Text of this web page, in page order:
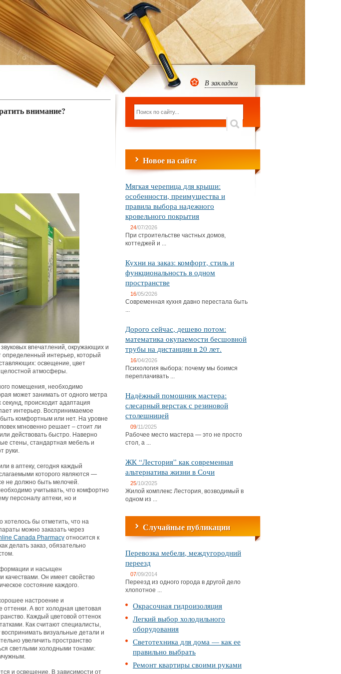
внимание?
впечатлений, окружающих и
интерьер, который
освещение, цвет
целостной атмосферы.
помещения, необходимо
может занимать от одного метра
секунд, происходит адаптация
интерьер. Воспринимаемое
комфортным или нет. На уровне
мгновенно решает – стоит ли
действовать быстро. Наверно
стены, стандартная мебель и
руки.
в аптеку, сегодня каждый
которого являются —
не должно быть мелочей.
учитывать, что комфортно
персоналу аптеки, но и
хотелось бы отметить, что на
можно заказать через
Canada Pharmacy относится к
делать заказ, обязательно
и насыщен
качествами. Он имеет свойство
состояние каждого.
настроение и
А вот холодная цветовая
Каждый цветовой оттенок
Как считают специалисты,
визуальные детали и
увеличить пространство
светлыми холодными тонами:
и освещение. В зависимости от
В закладки
Новое на сайте
Мягкая черепица для крыши:
особенности, преимущества и
правила выбора надежного
кровельного покрытия
24/07/2026
При строительстве частных домов,
коттеджей и ...
Кухни на заказ: комфорт, стиль и
функциональность в одном
пространстве
16/05/2026
Современная кухня давно перестала быть
...
Дорого сейчас, дешево потом:
математика окупаемости бесшовной
трубы на дистанции в 20 лет.
16/04/2026
Психология выбора: почему мы боимся
переплачивать ...
Надёжный помощник мастера:
слесарный верстак с резиновой
столешницей
09/11/2025
Рабочее место мастера — это не просто
стол, а ...
ЖК “Лестория” как современная
альтернатива жизни в Сочи
25/10/2025
Жилой комплекс Лестория, возводимый в
одном из ...
Случайные публикации
Перевозка мебели, междугородний
переезд
07/09/2014
Переезд из одного города в другой дело
хлопотное ...
Окрасочная гидроизоляция
Легкий выбор холодильного
оборудования
Светотехника для дома — как ее
правильно выбрать
Ремонт квартиры своими руками